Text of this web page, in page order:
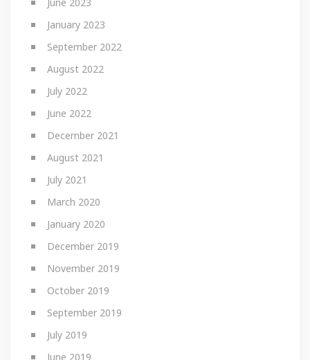
January 2023
September 2022
August 2022
July 2022
June 2022
December 2021
August 2021
July 2021
March 2020
January 2020
December 2019
November 2019
October 2019
September 2019
July 2019
June 2019